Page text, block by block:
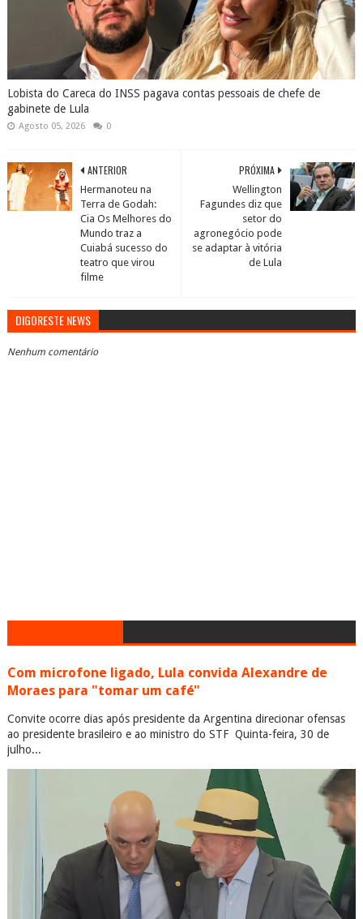
Lobista do Careca do INSS pagava contas pessoais de chefe de
gabinete de Lula
Agosto 05, 2026 0
PRÓXIMA
Wellington
Fagundes diz que
setor do
agronegócio pode
se adaptar à vitória
de Lula
ANTERIOR
Hermanoteu na
Terra de Godah:
Cia Os Melhores do
Mundo traz a
Cuiabá sucesso do
teatro que virou
filme
DIGORESTE NEWS
Nenhum comentário
Com microfone ligado, Lula convida Alexandre de
Moraes para "tomar um café"
Convite ocorre dias após presidente da Argentina direcionar ofensas
ao presidente brasileiro e ao ministro do STF Quinta-feira, 30 de
julho...